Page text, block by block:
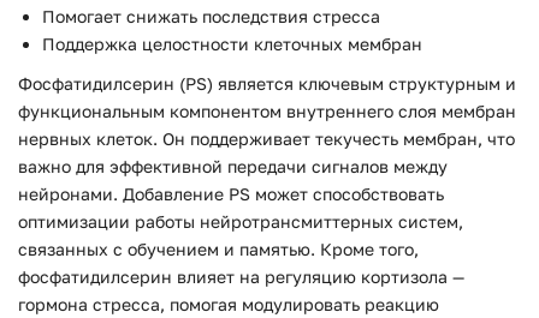
Помогает снижать последствия стресса
Поддержка целостности клеточных мембран
Фосфатидилсерин (PS) является ключевым структурным и
функциональным компонентом внутреннего слоя мембран
нервных клеток. Он поддерживает текучесть мембран, что
важно для эффективной передачи сигналов между
нейронами. Добавление PS может способствовать
оптимизации работы нейротрансмиттерных систем,
связанных с обучением и памятью. Кроме того,
фосфатидилсерин влияет на регуляцию кортизола —
гормона стресса, помогая модулировать реакцию